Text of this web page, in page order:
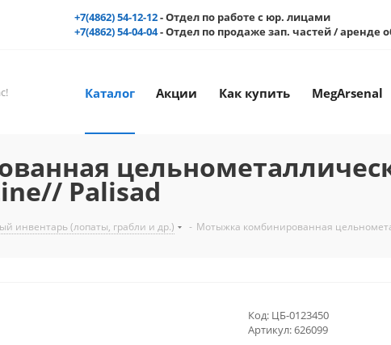
+7(4862) 54-12-12- Отдел по работе с юр. лицами
+7(4862) 54-04-04- Отдел по продаже зап. частей / аренде
Каталог Акции Как купить MegArsenal
Palisad
инвентарь (лопаты, грабли и др.) - Мотыжка комбинированная
Код: ЦБ-0123450
Артикул:626099